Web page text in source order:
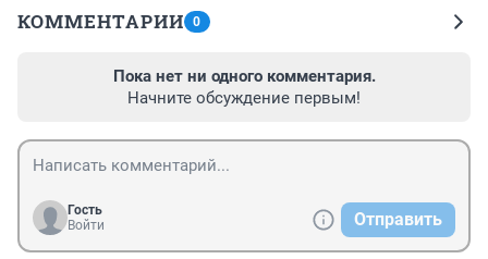
КОММЕНТАРИИ 0
Пока нет ни одного комментария.
Начните обсуждение первым!
Гость
Войти
Отправить